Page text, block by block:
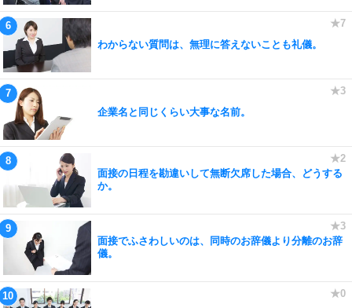
わからない質問は、無理に答えないことも礼儀。
企業名と同じくらい大事な名前。
面接の日程を勘違いして無断欠席した場合、どうする
か。
面接でふさわしいのは、同時のお辞儀より分離のお辞
儀。